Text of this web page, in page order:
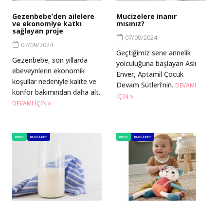
Gezenbebe’den ailelere
ve ekonomiye katkı
sağlayan proje
07/09/2024
Gezenbebe, son yıllarda
ebeveynlerin ekonomik
koşullar nedeniyle kalite ve
konfor bakımından daha alt.
DEVAMI IÇIN
Mucizelere inanır
mısınız?
07/09/2024
Geçtiğimiz sene annelik
yolculuğuna başlayan Aslı
Enver, Aptamil Çocuk
Devam Sütleri’nin. DEVAMI
IÇIN
BEBEK BM GÜNDEM BEBEK BM GÜNDEM